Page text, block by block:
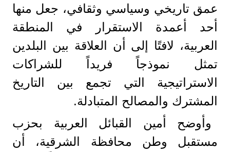
عمق تاريخي وسياسي وثقافي، جعل منها
أحد أعمدة الاستقرار في المنطقة
العربية، لافتًا إلى أن العلاقة بين البلدين
تمثل نموذجاً فريداً للشراكات
الاستراتيجية التي تجمع بين التاريخ
المشترك والمصالح المتبادلة.
وأوضح أمين القبائل العربية بحزب
مستقبل وطن محافظة الشرقية، أن